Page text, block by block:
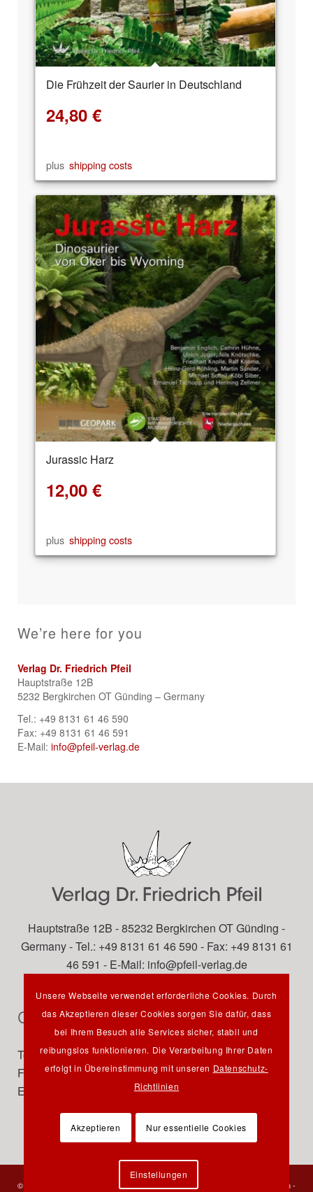
Die Frühzeit der Saurier in Deutschland
24,80 €
plus shipping costs
Jurassic Harz
12,00 €
plus shipping costs
We’re here for you
Verlag Dr. Friedrich Pfeil
Hauptstraße 12B
5232 Bergkirchen OT Günding – Germany
Tel.: +49 8131 61 46 590
Fax: +49 8131 61 46 591
E-Mail: info@pfeil-verlag.de
Hauptstraße 12B - 85232 Bergkirchen OT Günding -
Germany - Tel.: +49 8131 61 46 590 - Fax: +49 8131 61
46 591 - E-Mail: info@pfeil-verlag.de
Contact
Tel.: +49 89 742827-0
Fax: +49 89 7242772
E-Mail:
info@pfeil-verlag.de
© 2023 Verlag Dr. Friedrich Pfeil - Alle Rechte vorbehalten - Impressum-
Unsere Webseite verwendet erforderliche Cookies. Durch
das Akzeptieren dieser Cookies sorgen Sie dafür, dass
bei Ihrem Besuch alle Services sicher, stabil und
reibungslos funktionieren. Die Verarbeitung Ihrer Daten
erfolgt in Übereinstimmung mit unseren Datenschutz-
Richtlinien
Akzeptieren Nur essentielle Cookies
Einstellungen